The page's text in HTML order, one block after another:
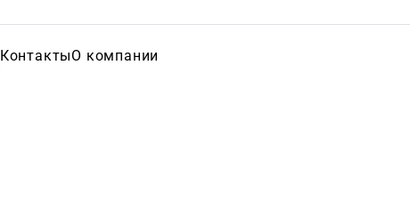
КонтактыО компании